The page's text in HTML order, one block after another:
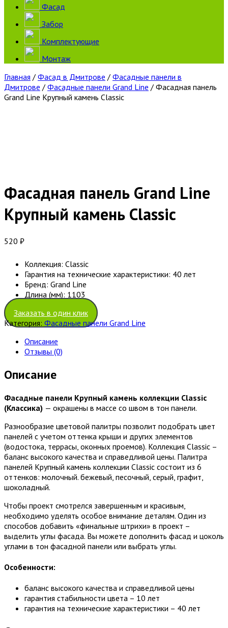
Фасад
Забор
Комплектующие
Монтаж
Главная / Фасад в Дмитрове / Фасадные панели в
Дмитрове / Фасадные панели Grand Line / Фасадная панель
Grand Line Крупный камень Classic
Фасадная панель Grand Line
Крупный камень Classic
520 ₽
Коллекция: Classic
Гарантия на технические характеристики: 40 лет
Бренд: Grand Line
Длина (мм): 1103
Заказать в один клик
Категория: Фасадные панели Grand Line
Описание
Отзывы (0)
Описание
Фасадные панели Крупный камень коллекции Classic
(Классика) — окрашены в массе со швом в тон панели.
Разнообразие цветовой палитры позволит подобрать цвет
панелей с учетом оттенка крыши и других элементов
(водостока, террасы, оконных проемов). Коллекция Classic –
баланс высокого качества и справедливой цены. Палитра
панелей Крупный камень коллекции Classic состоит из 6
оттенков: молочный. бежевый, песочный, серый, графит,
шоколадный.
Чтобы проект смотрелся завершенным и красивым,
необходимо уделять особое внимание деталям. Один из
способов добавить «финальные штрихи» в проект –
выделить углы фасада. Вы можете дополнить фасад и цоколь
углами в тон фасадной панели или выбрать углы.
Особенности:
баланс высокого качества и справедливой цены
гарантия стабильности цвета – 10 лет
гарантия на технические характеристики – 40 лет